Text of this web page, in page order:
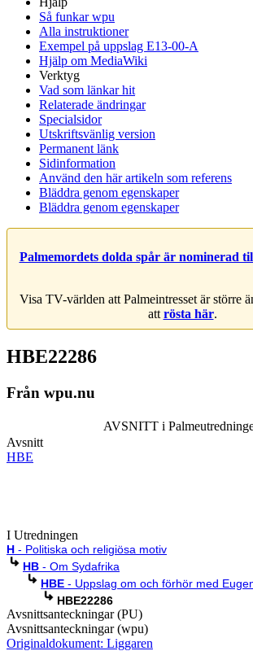
Så funkar wpu
Alla instruktioner
Exempel på uppslag E13-00-A
Hjälp om MediaWiki
Verktyg
Vad som länkar hit
Relaterade ändringar
Specialsidor
Utskriftsvänlig version
Permanent länk
Sidinformation
Använd den här artikeln som referens
Bläddra genom egenskaper
Bläddra genom egenskaper
Palmemordets dolda spår är nominerad
Visa TV-världen att Palmeintresset är större
att rösta här.
HBE22286
Från wpu.nu
AVSNITT i
Avsnitt
HBE
I Utredningen
H - Politiska och religiösa motiv
HB - Om Sydafrika
HBE - Uppslag om och förhör med
HBE22286
Avsnittsanteckningar (PU)
Avsnittsanteckningar (wpu)
Originaldokument: Liggaren